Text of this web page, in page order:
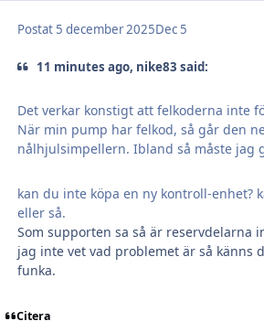
Postat 5 december 2025Dec 5
11 minutes ago, nike83 said:
Det verkar konstigt att felkoderna inte
När min pump har felkod, så går den
nålhjulsimpellern. Ibland så måste jag
kan du inte köpa en ny kontroll-
eller så.
Som supporten sa så är reservdelarna
jag inte vet vad problemet är så känns
funka.
Citera